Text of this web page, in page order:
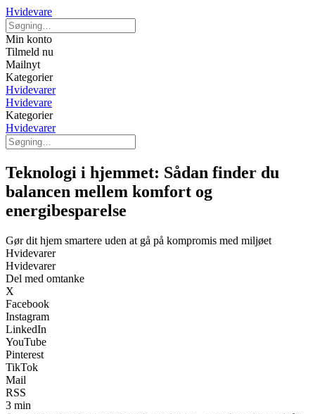
Hvidevare
Min konto
Tilmeld nu
Mailnyt
Kategorier
Hvidevarer
Hvidevare
Kategorier
Hvidevarer
Teknologi i hjemmet: Sådan finder du
balancen mellem komfort og
energibesparelse
Gør dit hjem smartere uden at gå på kompromis med miljøet
Hvidevarer
Hvidevarer
Del med omtanke
X
Facebook
Instagram
LinkedIn
YouTube
Pinterest
TikTok
Mail
RSS
3 min